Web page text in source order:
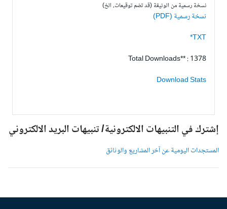
نسخة رسمية من الوثيقة (قد تضم توقيعات، الخ)
نسخة رسمية (PDF)
TXT*
Total Downloads** : 1378
Download Stats
إشترك في التنبيهات الالكترونية/ تنبيهات البريد الالكتروني
المستجدات اليومية عن آخر المشاريع والوثائق